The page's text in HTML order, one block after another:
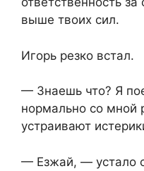
выше твоих сил.
Игорь резко встал.
— Знаешь что? Я
нормально со мной
устраивают
— Езжай, — устало